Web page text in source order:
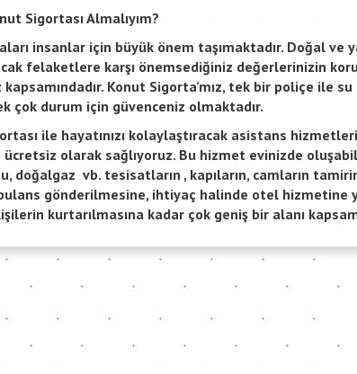
Sigortası Almalıyım?
insanlar için büyük önem taşımaktadır. Doğal ve
felaketlere karşı önemsediğiniz değerlerinizin
Konut Sigorta’mız, tek bir poliçe ile su
çok durum için güvenceniz olmaktadır.
ile hayatınızı kolaylaştıracak asistans
olarak sağlıyoruz. Bu hizmet evinizde
doğalgaz vb. tesisatların , kapıların, camların
gönderilmesine, ihtiyaç halinde otel hizmetine
kurtarılmasına kadar çok geniş bir alanı